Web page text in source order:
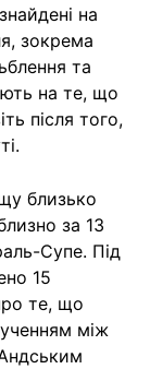
на
зокрема
та
на те, що
після того,
близько
за 13
Супе. Під
15
те, що
між